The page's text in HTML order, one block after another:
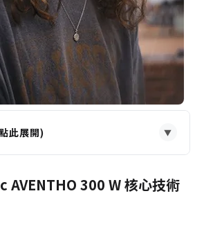
此展開) ▼
音質，希望無線耳機也能擁有 Hi-Fi
。
（如通勤、辦公室）工作，需要高效
300 W 核心技術